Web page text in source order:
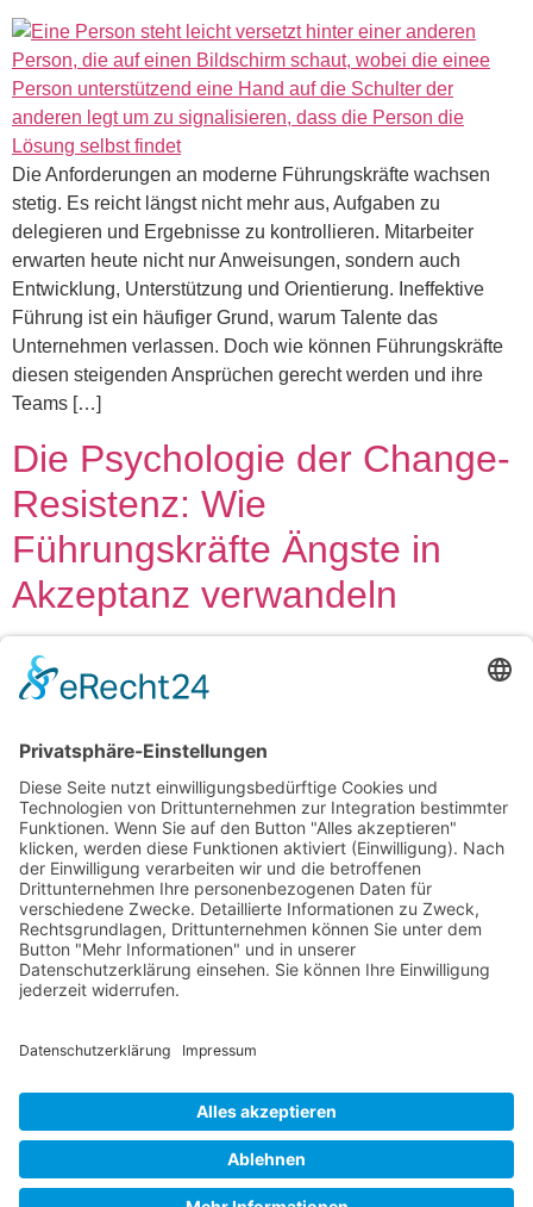
Die Anforderungen an moderne Führungskräfte wachsen
stetig. Es reicht längst nicht mehr aus, Aufgaben zu
delegieren und Ergebnisse zu kontrollieren. Mitarbeiter
erwarten heute nicht nur Anweisungen, sondern auch
Entwicklung, Unterstützung und Orientierung. Ineffektive
Führung ist ein häufiger Grund, warum Talente das
Unternehmen verlassen. Doch wie können Führungskräfte
diesen steigenden Ansprüchen gerecht werden und ihre
Teams […]
Die Psychologie der Change-
Resistenz: Wie
Führungskräfte Ängste in
Akzeptanz verwandeln
oder umfassende Reorganisationen – Unternehmen sind
ständig im Wandel. Doch allzu oft stoßen diese notwendigen
Veränderungen auf erheblichen Widerstand bei den
Mitarbeitenden. Das kostet nicht nur wertvolle Zeit und
Ressourcen, sondern führt auch zu internen Konflikten und
Einbußen bei der Produktivität. Aber warum […]
Jens Eggert im Kampe
kontakt@tiefsicht.de
+49 6257 9995 961
Impressum
Datenschutz